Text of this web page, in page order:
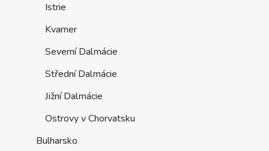
Istrie
Kvarner
Severní Dalmácie
Střední Dalmácie
Jižní Dalmácie
Ostrovy v Chorvatsku
Bulharsko